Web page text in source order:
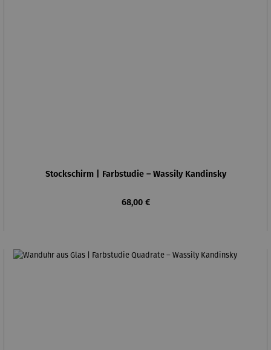
Stockschirm | Farbstudie – Wassily Kandinsky
Regulärer Preis:
68,00 €